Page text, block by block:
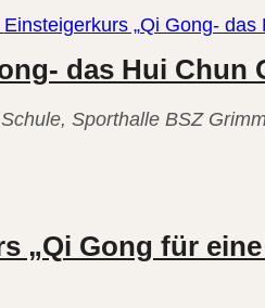
eine
das Hui Chun
Einsteigerkurs „Qi Gong-
Sporthalle BSZ
„Qi Gong für